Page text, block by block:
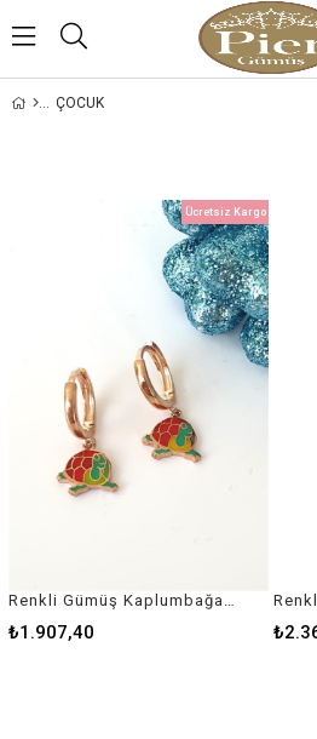
ÇOCUK
₺1.907,40
Ücretsiz Kargo